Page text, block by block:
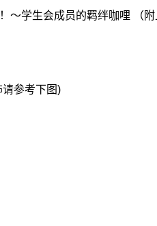
～学生会成员的羁绊咖哩 （
参考下图)